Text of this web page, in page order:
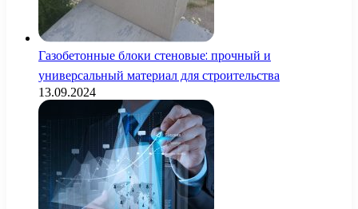
Газобетонные блоки стеновые: прочный и
универсальный материал для строительства
13.09.2024